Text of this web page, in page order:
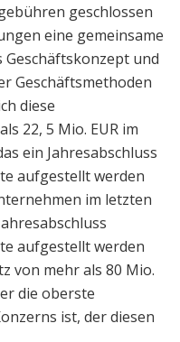
geschlossen
eine gemeinsame
und
Geschäftsmethoden
diese
22, 5 Mio. EUR im
ein Jahresabschluss
aufgestellt werden
im letzten
aufgestellt werden
von mehr als 80 Mio.
die oberste
ist, der diesen